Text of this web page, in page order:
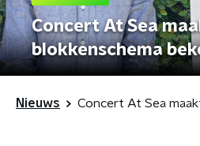
Concert At Sea
blokkenschema
Nieuws